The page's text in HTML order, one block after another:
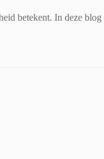
betekent. In deze